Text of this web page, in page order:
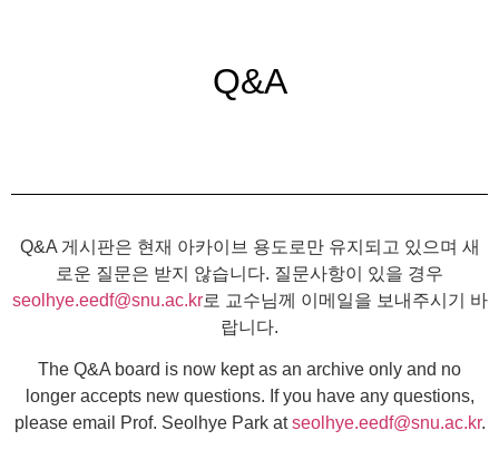
Q&A
Q&A 게시판은 현재 아카이브 용도로만 유지되고 있으며 새
로운 질문은 받지 않습니다. 질문사항이 있을 경우
seolhye.eedf@snu.ac.kr로 교수님께 이메일을 보내주시기 바
랍니다.
The Q&A board is now kept as an archive only and no
longer accepts new questions. If you have any questions,
please email Prof. Seolhye Park atseolhye.eedf@snu.ac.kr.